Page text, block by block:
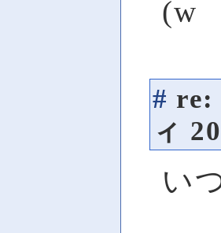
(w
# re:
ィ
い